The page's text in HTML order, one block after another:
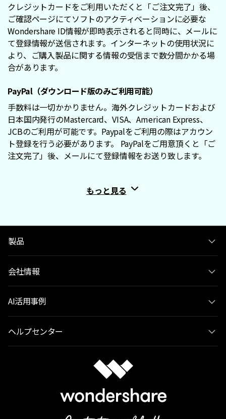
クレジットカードをご利用いただくと「ご注文完了」後、
ご確認ページにてソフトのアクティベーションに必要な
Wondershare ID情報が即時表示されると同時に、メールに
て登録情報が送信されます。インターネットの使用状況に
より、ご購入製品に関する情報の受信まで数分間かかる場
合があります。
PayPal（ダウンロード版のみご利用可能）
手数料は一切かかりません。海外クレジットカードおよび
日本国内発行のMastercard、VISA、American Express、
JCBのご利用が可能です。Paypalをご利用の際はアカウン
ト登録を行う必要があります。 PayPalをご用意頂くと「ご
注文完了」後、メールにて登録情報をお送り致します。
もっと見る
製品
会社情報
AI活用事例
ヘルプセンター